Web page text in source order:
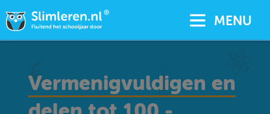
MENU
Vermenigvuldigen en